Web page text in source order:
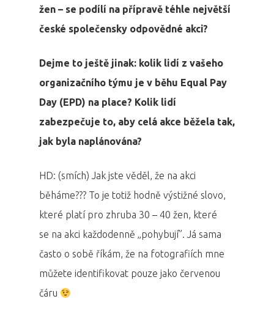
žen – se podílí na přípravě téhle největší
české společensky odpovědné akci?
Dejme to ještě jinak: kolik lidí z vašeho
organizačního týmu je v běhu Equal Pay
Day (EPD) na place? Kolik lidí
zabezpečuje to, aby celá akce běžela tak,
jak byla naplánována?
HD: (smích) Jak jste věděl, že na akci
běháme??? To je totiž hodně výstižné slovo,
které platí pro zhruba 30 – 40 žen, které
se na akci každodenně „pohybují”. Já sama
často o sobě říkám, že na fotografiích mne
můžete identifikovat pouze jako červenou
čáru